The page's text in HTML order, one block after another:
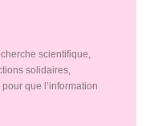
scientifique,
solidaires,
que l’information